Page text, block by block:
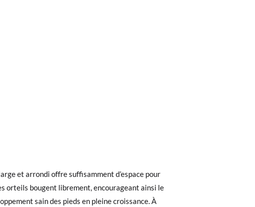
noter que la commande doit être passée